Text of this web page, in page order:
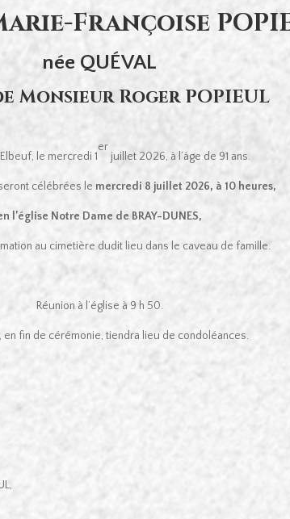
Françoise
née QUÉVAL
Monsieur Roger POPIEUL
le mercredi 1
er
juillet 2026, à l’âge de 91 ans.
célébrées le mercredi 8 juillet 2026, à 10 heures,
l’église Notre Dame de BRAY-DUNES,
au cimetière dudit lieu dans le caveau de famille.
Réunion à l’église à 9 h 50.
en fin de cérémonie, tiendra lieu de condoléances.